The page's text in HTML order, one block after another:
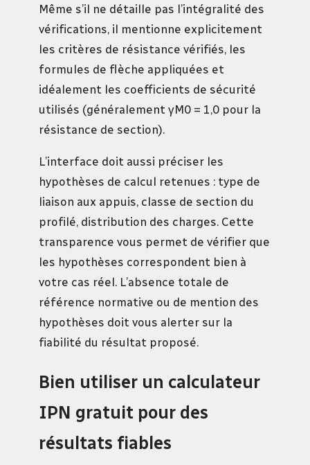
Même s’il ne détaille pas l’intégralité des
vérifications, il mentionne explicitement
les critères de résistance vérifiés, les
formules de flèche appliquées et
idéalement les coefficients de sécurité
utilisés (généralement γM0 = 1,0 pour la
résistance de section).
L’interface doit aussi préciser les
hypothèses de calcul retenues : type de
liaison aux appuis, classe de section du
profilé, distribution des charges. Cette
transparence vous permet de vérifier que
les hypothèses correspondent bien à
votre cas réel. L’absence totale de
référence normative ou de mention des
hypothèses doit vous alerter sur la
fiabilité du résultat proposé.
Bien utiliser un calculateur
IPN gratuit pour des
résultats fiables